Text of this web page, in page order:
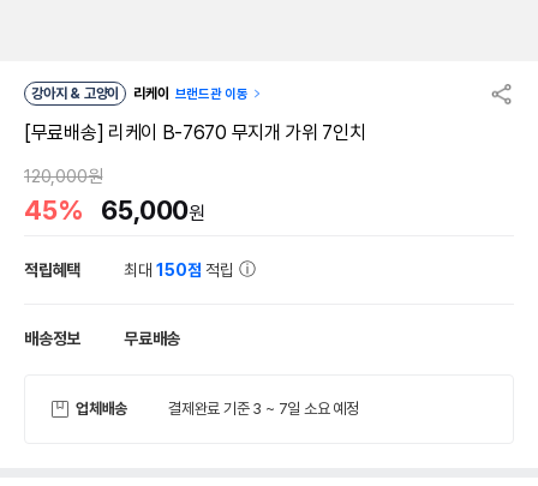
강아지 & 고양이 리케이 브랜드관 이동
[무료배송] 리케이 B-7670 무지개 가위 7인치
120,000원
45% 65,000원
적립혜택 최대150점 적립
배송정보 무료배송
업체배송 결제완료 기준 3 ~ 7일 소요 예정